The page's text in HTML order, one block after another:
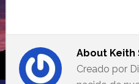
About Keith
Creado por